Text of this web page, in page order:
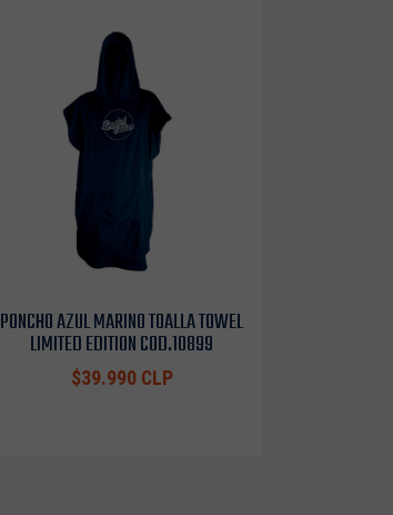
PONCHO AZUL MARINO TOALLA TOWEL
LIMITED EDITION COD.10899
$39.990 CLP